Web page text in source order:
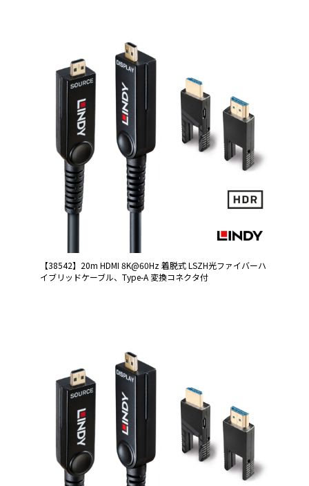
【38542】20m HDMI 8K@60Hz 着脱式 LSZH光ファイバーハ
イブリッドケーブル、Type-A 変換コネクタ付